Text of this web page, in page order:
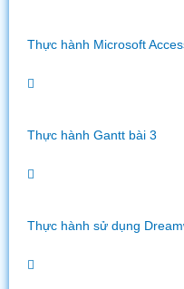
Thực hành Microsoft
Thực hành Gantt bài 3
Thực hành sử dụng